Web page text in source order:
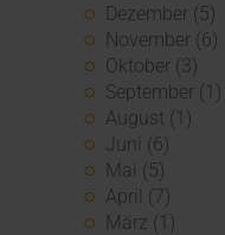
Dezember (5)
November (6)
Oktober (3)
September (1)
August (1)
Juni (6)
Mai (5)
April (7)
März (1)